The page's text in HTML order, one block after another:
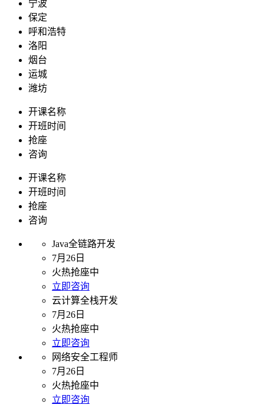
宁波
保定
呼和浩特
洛阳
烟台
运城
潍坊
开课名称
开班时间
抢座
咨询
开课名称
开班时间
抢座
咨询
Java全链路开发
7月26日
火热抢座中
立即咨询
云计算全栈开发
7月26日
火热抢座中
立即咨询
网络安全工程师
7月26日
火热抢座中
立即咨询